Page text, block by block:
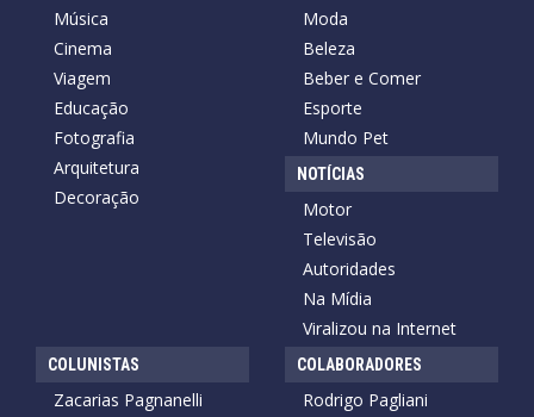
Música
Cinema
Viagem
Educação
Fotografia
Arquitetura
Decoração
Moda
Beleza
Beber e Comer
Esporte
Mundo Pet
NOTÍCIAS
Motor
Televisão
Autoridades
Na Mídia
Viralizou na Internet
COLUNISTAS
Zacarias Pagnanelli
COLABORADORES
Rodrigo Pagliani